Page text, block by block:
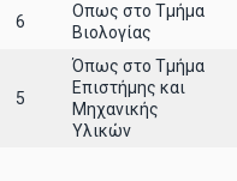
6
Οπως στο Τμήμα
Βιολογίας
5
Όπως στο Τμήμα
Επιστήμης και
Μηχανικής
Υλικών